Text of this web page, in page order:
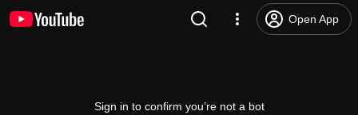
Open App
Sign in to confirm you’re not a bot